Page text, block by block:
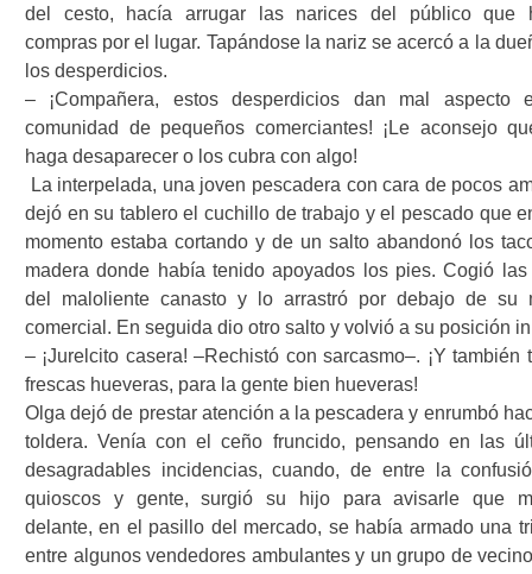
del cesto, hacía arrugar las narices del público que
compras por el lugar. Tapándose la nariz se acercó a la
los desperdicios.
– ¡Compañera, estos desperdicios dan mal aspecto
comunidad de pequeños comerciantes! ¡Le aconsejo
haga desaparecer o los cubra con algo!
La interpelada, una joven pescadera con cara de pocos
dejó en su tablero el cuchillo de trabajo y el pescado que
momento estaba cortando y de un salto abandonó los
madera donde había tenido apoyados los pies. Cogió las
del maloliente canasto y lo arrastró por debajo de su
comercial. En seguida dio otro salto y volvió a su posición
– ¡Jurelcito casera! –Rechistó con sarcasmo–. ¡Y también
frescas hueveras, para la gente bien hueveras!
Olga dejó de prestar atención a la pescadera y enrumbó
toldera. Venía con el ceño fruncido, pensando en las
desagradables incidencias, cuando, de entre la
quioscos y gente, surgió su hijo para avisarle que
delante, en el pasillo del mercado, se había armado una
entre algunos vendedores ambulantes y un grupo de